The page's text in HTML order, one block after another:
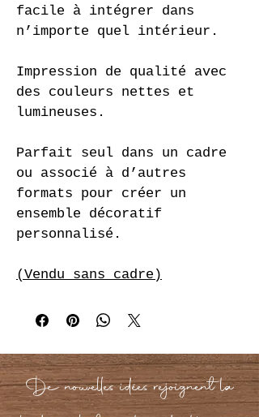
facile à intégrer dans
n’importe quel intérieur.
Impression de qualité avec
des couleurs nettes et
lumineuses.
Parfait seul dans un cadre
ou associé à d’autres
formats pour créer un
ensemble décoratif
personnalisé.
(Vendu sans cadre)
De nouvelles idées rejoignent la